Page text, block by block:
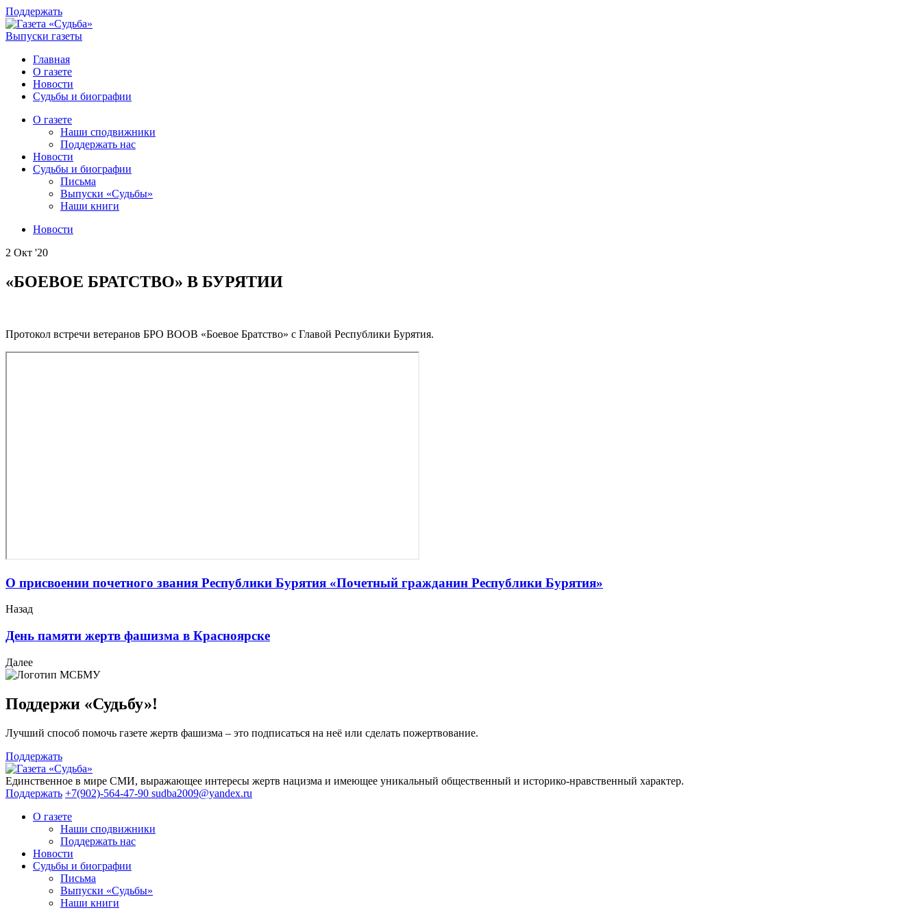
Поддержать
Выпуски газеты
Главная
О газете
Новости
Судьбы и биографии
О газете
Наши сподвижники
Поддержать нас
Новости
Судьбы и биографии
Письма
Выпуски «Судьбы»
Наши книги
Новости
2 Окт '20
«БОЕВОЕ БРАТСТВО» В БУРЯТИИ
Протокол встречи ветеранов БРО ВООВ «Боевое Братство» с Главой Республики Бурятия.
О присвоении почетного звания Республики Бурятия «Почетный гражданин Республики Бурятия»
Назад
День памяти жертв фашизма в Красноярске
Далее
Поддержи «Судьбу»!
Лучший способ помочь газете жертв фашизма – это подписаться на неё или сделать пожертвование.
Поддержать
Единственное в мире СМИ, выражающее интересы жертв нацизма и имеющее уникальный общественный и историко-нравственный характер.
Поддержать +7(902)-564-47-90 sudba2009@yandex.ru
О газете
Наши сподвижники
Поддержать нас
Новости
Судьбы и биографии
Письма
Выпуски «Судьбы»
Наши книги